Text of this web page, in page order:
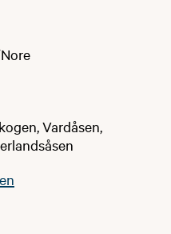
Vardåsen,